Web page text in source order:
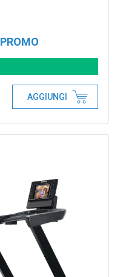
GX LE Recumbent Bike + PROMO
AGGIUNGI